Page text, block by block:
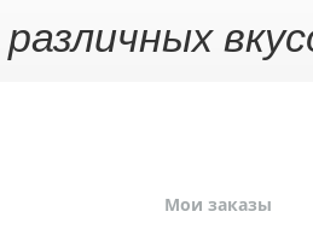
Мои заказы